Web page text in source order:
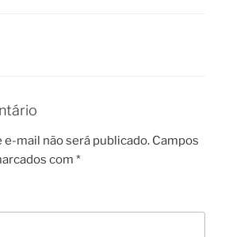
e-mail não será publicado. Campos
com *